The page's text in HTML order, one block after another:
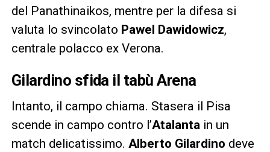
del Panathinaikos, mentre per la difesa si
valuta lo svincolato Pawel Dawidowicz,
centrale polacco ex Verona.
Gilardino sfida il tabù Arena
Intanto, il campo chiama. Stasera il Pisa
scende in campo contro l’Atalanta in un
match delicatissimo. Alberto Gilardino deve